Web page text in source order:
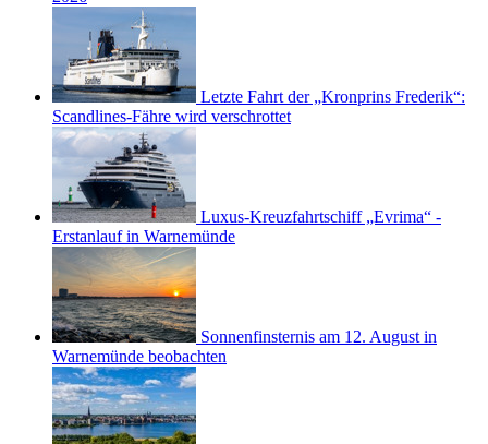
Letzte Fahrt der „Kronprins Frederik“:
Scandlines-Fähre wird verschrottet
Luxus-Kreuzfahrtschiff „Evrima“ -
Erstanlauf in Warnemünde
Sonnenfinsternis am 12. August in
Warnemünde beobachten